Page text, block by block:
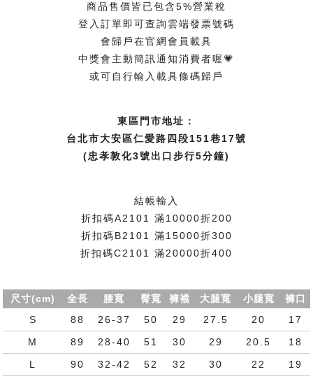
商品售價皆已包含5%營業稅
登入訂單即可查詢雲端發票號碼
會歸戶在官網會員載具
中獎會主動簡訊通知消費者喔💗
或可自行輸入載具條碼歸戶
東區門市地址：
台北市大安區仁愛路四段151巷17號
(忠孝敦化3號出口步行5分鐘)
結帳輸入
折扣碼A2101 滿10000折200
折扣碼B2101 滿15000折300
折扣碼C2101 滿20000折400
尺寸(cm) 全長 腰寬 臀寬 褲襠 大腿寬 小腿寬
褲口
S
88 26-37 50 29 27.5 20
17
M
89 28-40 51 30 29 20.5
18
L
90 32-42 52 32 30 22 19